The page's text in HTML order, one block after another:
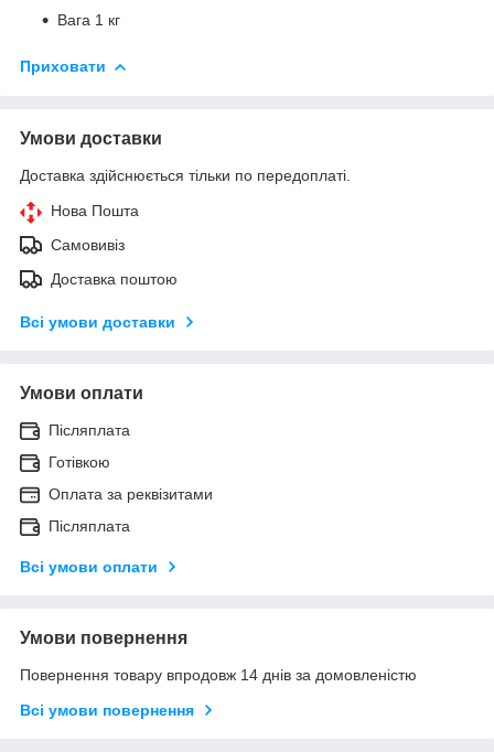
Вага 1 кг
Приховати
Умови доставки
Доставка здійснюється тільки по передоплаті.
Нова Пошта
Самовивіз
Доставка поштою
Всі умови доставки
Умови оплати
Післяплата
Готівкою
Оплата за реквізитами
Післяплата
Всі умови оплати
Умови повернення
Повернення товару впродовж 14 днів за домовленістю
Всі умови повернення